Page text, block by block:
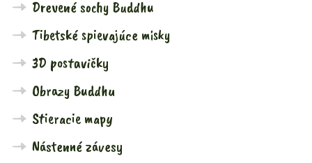
Drevené sochy Buddhu
Tibetské spievajúce misky
3D postavičky
Obrazy Buddhu
Stieracie mapy
Nástenné závesy